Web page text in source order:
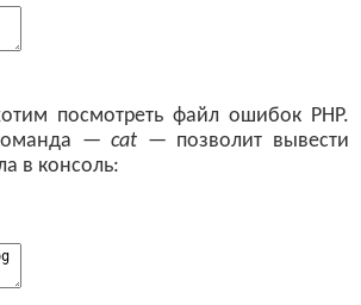
посмотреть файл ошибок PHP.
—cat — позволит вывести
в консоль: